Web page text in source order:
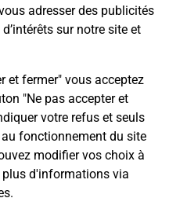
adresser des publicités
sur notre site et
et fermer" vous acceptez
"Ne pas accepter et
votre refus et seuls
fonctionnement du site
modifier vos choix à
d'informations via
.
JALLIEU